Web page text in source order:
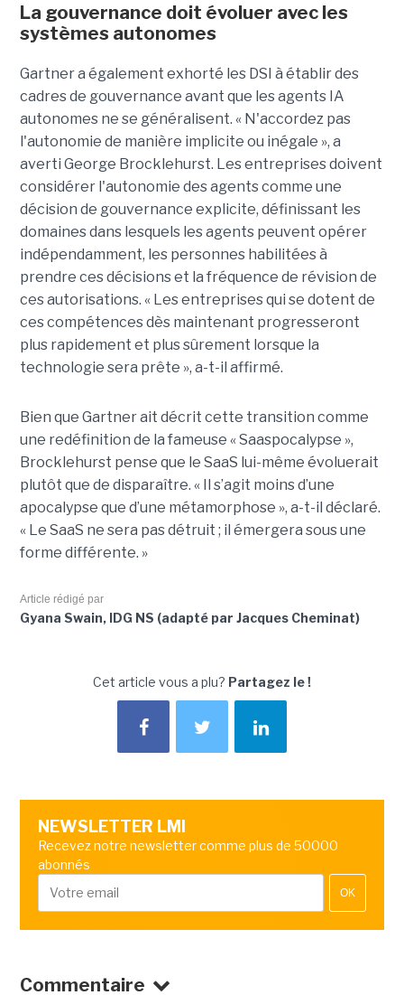
La gouvernance doit évoluer avec les
systèmes autonomes
Gartner a également exhorté les DSI à établir des
cadres de gouvernance avant que les agents IA
autonomes ne se généralisent. « N'accordez pas
l'autonomie de manière implicite ou inégale », a
averti George Brocklehurst. Les entreprises doivent
considérer l'autonomie des agents comme une
décision de gouvernance explicite, définissant les
domaines dans lesquels les agents peuvent opérer
indépendamment, les personnes habilitées à
prendre ces décisions et la fréquence de révision de
ces autorisations. « Les entreprises qui se dotent de
ces compétences dès maintenant progresseront
plus rapidement et plus sûrement lorsque la
technologie sera prête », a-t-il affirmé.
Bien que Gartner ait décrit cette transition comme
une redéfinition de la fameuse « Saaspocalypse »,
Brocklehurst pense que le SaaS lui-même évoluerait
plutôt que de disparaître. « Il s’agit moins d’une
apocalypse que d’une métamorphose », a-t-il déclaré.
« Le SaaS ne sera pas détruit ; il émergera sous une
forme différente. »
Article rédigé par
Gyana Swain, IDG NS (adapté par Jacques Cheminat)
Cet article vous a plu? Partagez le !
NEWSLETTER LMI
Recevez notre newsletter comme plus de 50000
abonnés
OK
Commentaire